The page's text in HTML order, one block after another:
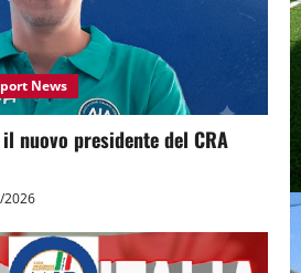
News
nuovo presidente del CRA
2026